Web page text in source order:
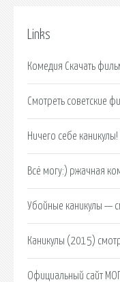
Links
Комедия Cкачать
Смотреть советские
Ничего себе
Всё могу:) ржачная
Убойные каникулы —
Каникулы (2015)
Официальный сайт